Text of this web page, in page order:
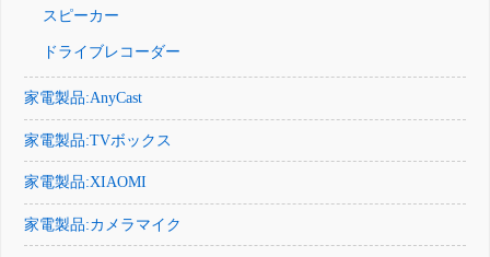
スピーカー
ドライブレコーダー
家電製品:AnyCast
家電製品:TVボックス
家電製品:XIAOMI
家電製品:カメラマイク